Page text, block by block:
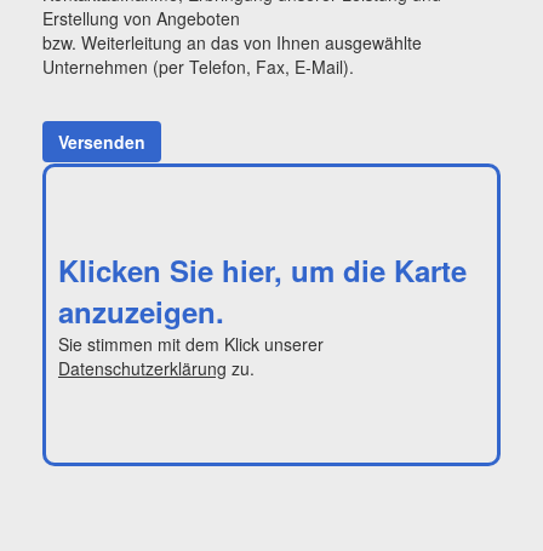
Erstellung von Angeboten
bzw. Weiterleitung an das von Ihnen ausgewählte
Unternehmen (per Telefon, Fax, E-Mail).
Versenden
Klicken Sie hier, um die Karte
anzuzeigen.
Sie stimmen mit dem Klick unserer
Datenschutzerklärung zu.